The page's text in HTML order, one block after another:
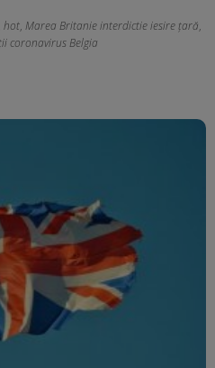
hot, Marea Britanie interdictie iesire țară,
coronavirus Belgia